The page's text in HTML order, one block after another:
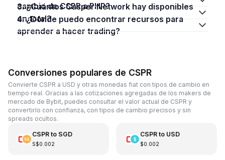
cambio de CSPR a PHP?
3. ¿Cuántos Casper Network hay disponibles
en total?
4. ¿Dónde puedo encontrar recursos para
aprender a hacer trading?
Conversiones populares de CSPR
Convierte CSPR a USD y otras monedas fiat con tipos de cambio en
tiempo real. Gracias a las cotizaciones agregadas de los makers de
mercado de Bybit, puedes consultar el valor actual de CSPR y
convertirlo con confianza, con tipos de cambio precisos y sin
spreads ocultos.
CSPRto SGD
S$0.002
CSPRto USD
$0.002